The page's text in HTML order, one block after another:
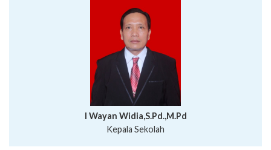
I Wayan Widia,S.Pd.,M.Pd
Kepala Sekolah